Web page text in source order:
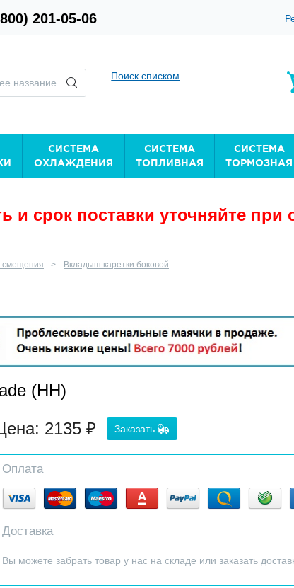
201-05-06
Поиск списком
СИСТЕМА
ОХЛАЖДЕНИЯ
СИСТЕМА
ТОПЛИВНАЯ
СИСТЕМА
ТОРМОЗНАЯ
и срок поставки уточняйте при
смещения Вкладыш каретки боковой
(HH)
2135 Заказать
Оплата
Доставка
Вы можете забрать товар у нас на складе или заказать